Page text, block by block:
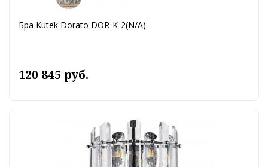
Бра Kutek Dorato DOR-K-2(N/A)
120 845 руб.